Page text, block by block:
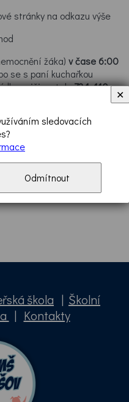
stránky na odkazu výše
žáka) v čase 6:00
se s paní kuchařkou
na tel.:724 410
škola | Školní
| Kontakty
sledovacích
Odmítnout
✕